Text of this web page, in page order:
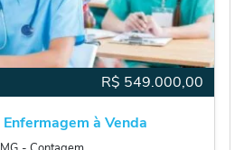
R$ 549.000,00
Enfermagem à Venda